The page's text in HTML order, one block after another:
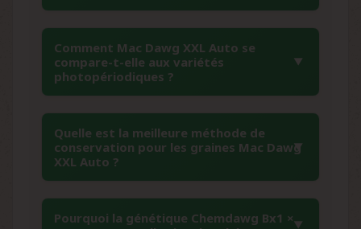
Mac Dawg XXL Auto offre des rendements
exceptionnels de 550 à 650 g/m² en intérieur
et de 100 à 400 g/plante en extérieur, avec des
pics pouvant atteindre 1300 g/plante dans des
conditions optimales. Ces performances
remarquables placent cette variété parmi les
autofloraisons les plus productives du
Comment Mac Dawg XXL Auto se
compare-t-elle aux variétés
photopériodiques ?
Cette variété autofloraison de Silent Seeds
égale la qualité des photopériodiques
premium grâce à sa génétique
soigneusement sélectionnée et sa stabilité
remarquable. Avec des taux de THC atteignant
24-29% et une production de résine
Quelle est la meilleure méthode de
conservation pour les graines Mac Dawg
XXL Auto ?
Pour préserver la viabilité optimale de ces
graines de collection, stockez-les au
Pourquoi la génétique Chemdawg Bx1 ×